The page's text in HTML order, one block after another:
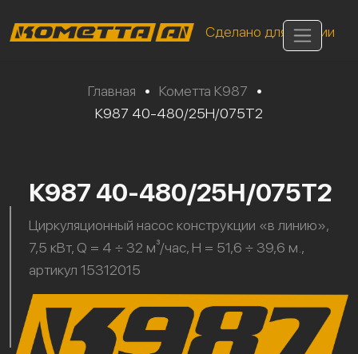
Сделано для России
Главная • Кометта К987
•
К987 40-480/25Н/075Т2
К987 40-480/25Н/075Т2
Циркуляционный насос конструкции «в линию»,
7,5 кВт, Q = 4 ÷ 32 м³/час, H = 51,6 ÷ 39,6 м.,
артикул 15312015